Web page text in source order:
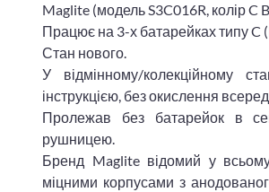
Maglite (модель S3C016R, колір C
Працює на 3-х батарейках типу C
Стан нового.
У відмінному/колекційному
інструкцією, без окислення
Пролежав без батарейок в
рушницею.
Бренд Maglite відомий у всьому
міцними корпусами з